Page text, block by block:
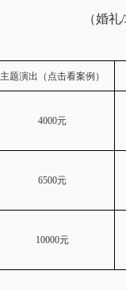
（婚
主题演出 （点击看案例）
4000元
6500元
10000元